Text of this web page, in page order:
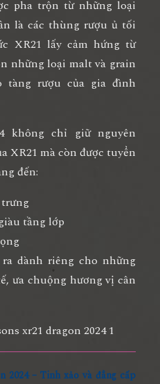
pha trộn từ những loại
là các thùng rượu ủ tối
XR21 lấy cảm hứng từ
những loại malt và grain
rượu của gia đình
không chỉ giữ nguyên
XR21 mà còn được tuyển
đến:
tầng lớp
dành riêng cho những
ưa chuộng hương vị cân
2024 – Tinh xảo và đẳng cấp